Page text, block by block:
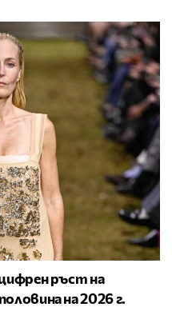
ръст на
на 2026 г.